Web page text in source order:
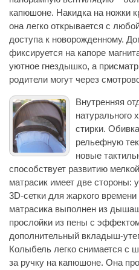
капюшоне. Накидка на ножки
она легко открывается с
доступа к новорожденному.
фиксируется на капоре
уютное гнездышко, а
родители могут через
Внутренняя
натурального
стирки.
рельефную
новые
способствует развитию
матрасик имеет две стороны:
3D-сетки для жаркого
матрасика выполнен из
прослойки из пены с
дополнительный вкладыш-
Колыбель легко снимается с
за ручку на капюшоне. Она